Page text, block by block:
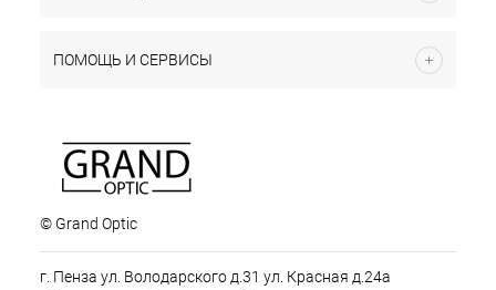
ПОМОЩЬ И СЕРВИСЫ
© Grand Optic
г. Пенза ул. Володарского д.31 ул. Красная д.24а